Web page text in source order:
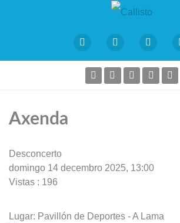
Axenda
Desconcerto
domingo 14 decembro 2025, 13:00
Vistas : 196
Lugar: Pavillón de Deportes - A Lama